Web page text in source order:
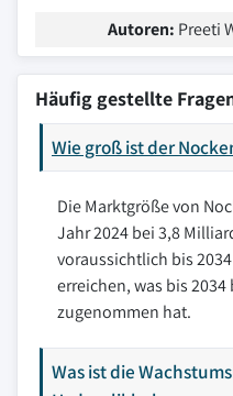
Autoren: Preeti
Häufig gestellte
Wie groß ist der
Die Marktgröße von
Jahr 2024 bei 3,8
voraussichtlich bis
erreichen, was bis 2034
zugenommen hat.
Was ist die